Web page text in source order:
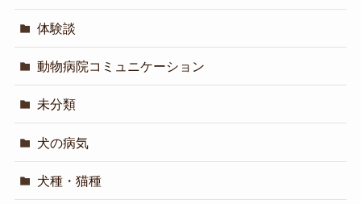
体験談
動物病院コミュニケーション
未分類
犬の病気
犬種・猫種